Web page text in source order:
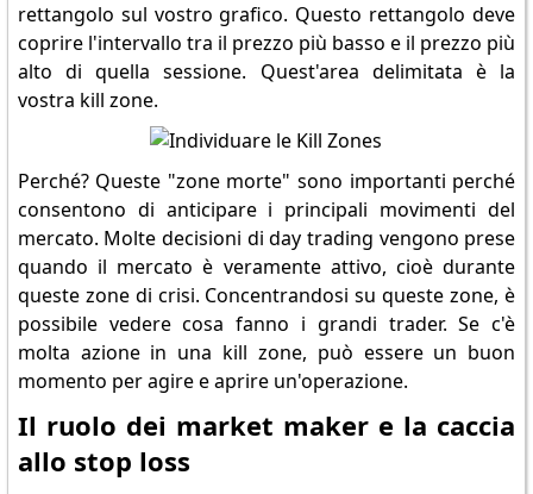
rettangolo sul vostro grafico. Questo rettangolo deve
coprire l'intervallo tra il prezzo più basso e il prezzo più
alto di quella sessione. Quest'area delimitata è la
vostra kill zone.
Perché? Queste "zone morte" sono importanti perché
consentono di anticipare i principali movimenti del
mercato. Molte decisioni di day trading vengono prese
quando il mercato è veramente attivo, cioè durante
queste zone di crisi. Concentrandosi su queste zone, è
possibile vedere cosa fanno i grandi trader. Se c'è
molta azione in una kill zone, può essere un buon
momento per agire e aprire un'operazione.
Il ruolo dei market maker e la caccia
allo stop loss